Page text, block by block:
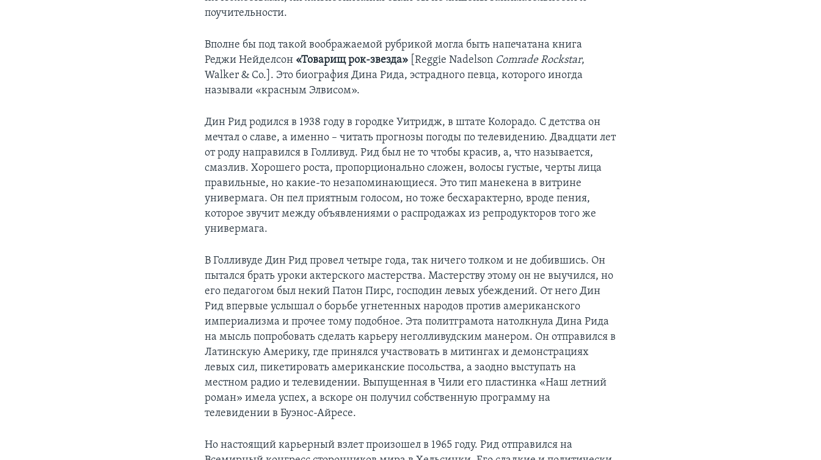
поучительности.
Вполне бы под такой воображаемой рубрикой могла быть напечатана книга
Реджи Нейделсон «Товарищ рок-звезда» [Reggie Nadelson Comrade Rockstar,
Walker & Co.]. Это биография Дина Рида, эстрадного певца, которого иногда
называли «красным Элвисом».
Дин Рид родился в 1938 году в городке Уитридж, в штате Колорадо. С детства он
мечтал о славе, а именно – читать прогнозы погоды по телевидению. Двадцати лет
от роду направился в Голливуд. Рид был не то чтобы красив, а, что называется,
смазлив. Хорошего роста, пропорционально сложен, волосы густые, черты лица
правильные, но какие-то незапоминающиеся. Это тип манекена в витрине
универмага. Он пел приятным голосом, но тоже бесхарактерно, вроде пения,
которое звучит между объявлениями о распродажах из репродукторов того же
универмага.
В Голливуде Дин Рид провел четыре года, так ничего толком и не добившись. Он
пытался брать уроки актерского мастерства. Мастерству этому он не выучился, но
его педагогом был некий Патон Пирс, господин левых убеждений. От него Дин
Рид впервые услышал о борьбе угнетенных народов против американского
империализма и прочее тому подобное. Эта политграмота натолкнула Дина Рида
на мысль попробовать сделать карьеру неголливудским манером. Он отправился в
Латинскую Америку, где принялся участвовать в митингах и демонстрациях
левых сил, пикетировать американские посольства, а заодно выступать на
местном радио и телевидении. Выпущенная в Чили его пластинка «Наш летний
роман» имела успех, а вскоре он получил собственную программу на
телевидении в Буэнос-Айресе.
Но настоящий карьерный взлет произошел в 1965 году. Рид отправился на